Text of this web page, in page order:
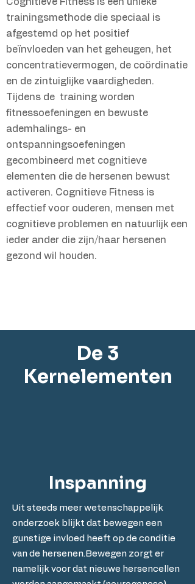
trainingsmethode die speciaal is
afgestemd op het positief
beïnvloeden van het geheugen, het
concentratievermogen, de coördinatie
en de zintuiglijke vaardigheden.
Tijdens de training worden
fitnessoefeningen en bewuste
ademhalings- en
ontspanningsoefeningen
gecombineerd met cognitieve
elementen die de hersenen bewust
activeren. Cognitieve Fitness is
effectief voor ouderen, mensen met
cognitieve problemen en natuurlijk een
ieder ander die zijn/haar hersenen
gezond wil houden.
De 3
Kernelementen
Inspanning
Uit steeds meer wetenschappelijk
onderzoek blijkt dat bewegen een
gunstige invloed heeft op de conditie
van de hersenen.Bewegen zorgt er
namelijk voor dat nieuwe hersencellen